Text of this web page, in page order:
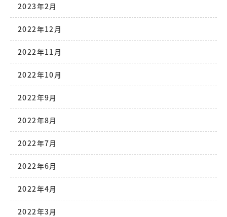
2023年2月
2022年12月
2022年11月
2022年10月
2022年9月
2022年8月
2022年7月
2022年6月
2022年4月
2022年3月